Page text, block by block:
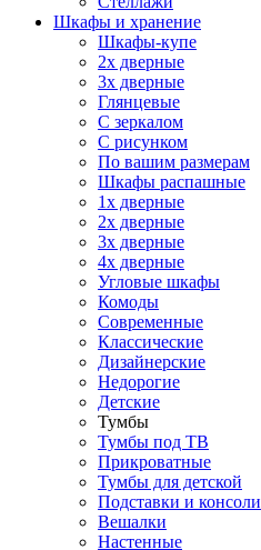
Шкафы и хранение
Шкафы-купе
2х дверные
3х дверные
Глянцевые
С зеркалом
С рисунком
По вашим размерам
Шкафы распашные
1х дверные
2х дверные
3х дверные
4х дверные
Угловые шкафы
Комоды
Современные
Классические
Дизайнерские
Недорогие
Детские
Тумбы
Тумбы под ТВ
Прикроватные
Тумбы для детской
Подставки и консоли
Вешалки
Настенные